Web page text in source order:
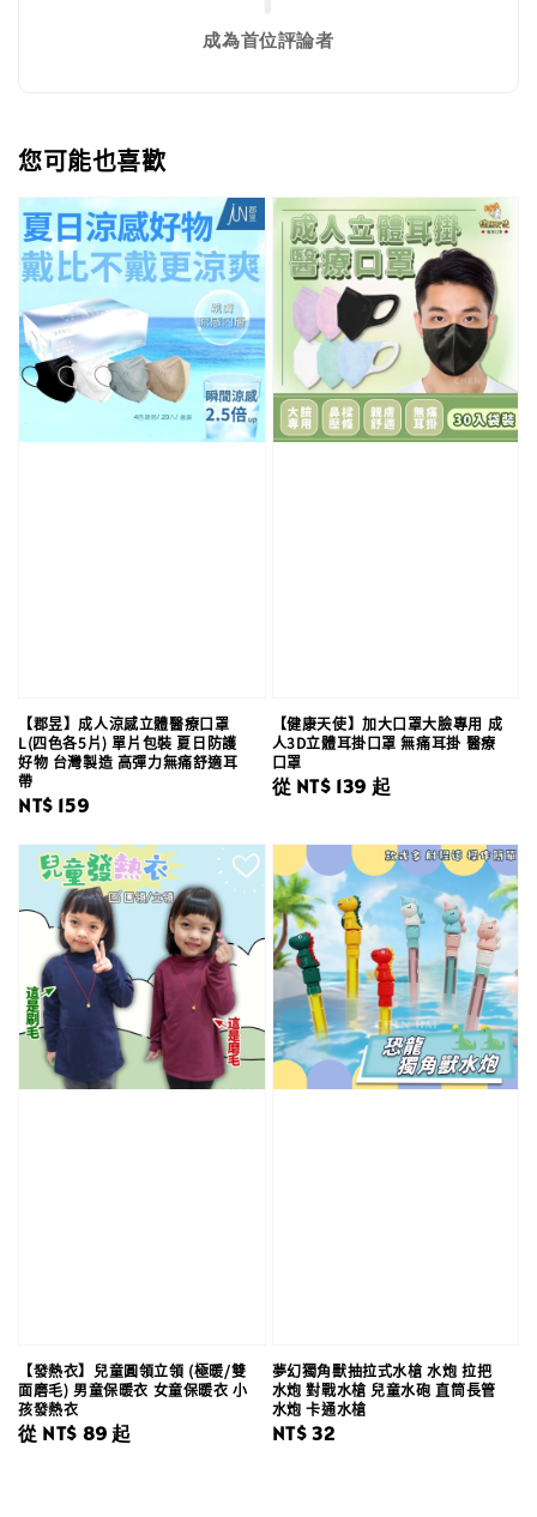
成為首位評論者
您可能也喜歡
【郡昱】成人涼感立體醫療口罩
L(四色各5片) 單片包裝 夏日防護
好物 台灣製造 高彈力無痛舒適耳
帶
Regular
NT$ 159
【健康天使】加大口罩大臉專用 成
人3D立體耳掛口罩 無痛耳掛 醫療
口罩
Regular
從 NT$ 139 起
【發熱衣】兒童圓領立領 (極暖/雙
面磨毛) 男童保暖衣 女童保暖衣 小
孩發熱衣
Regular
從 NT$ 89 起
夢幻獨角獸抽拉式水槍 水炮 拉把
水炮 對戰水槍 兒童水砲 直筒長管
水炮 卡通水槍
Regular
NT$ 32